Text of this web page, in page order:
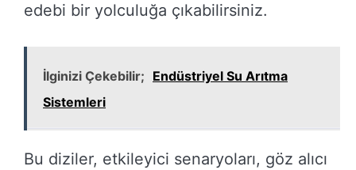
edebi bir yolculuğa çıkabilirsiniz.
İlginizi Çekebilir; Endüstriyel Su Arıtma
Sistemleri
Bu diziler, etkileyici senaryoları, göz alıcı